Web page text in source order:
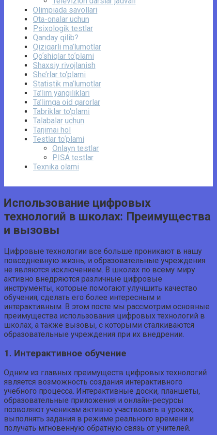
Olimpiada savollari
Ota-onalar uchun
Psixologik testlar
Qanday qilib?
Qiziqarli ma’lumotlar
Qo‘shiqlar to‘plami
Shaxsiy rivojlanish
She’rlar to‘plami
Statistik ma’lumotlar
Ta’lim yangiliklari
Ta’limga oid qarorlar
Tabriklar to'plami
Talabalar uchun
Tarjimai hol
Testlar to‘plami
Onlayn testlar
PISA testlar
Texnika olami
Использование цифровых
технологий в школах: Преимущества
и вызовы
Цифровые технологии все больше проникают в нашу
повседневную жизнь, и образовательные учреждения
не являются исключением. В школах по всему миру
активно внедряются различные цифровые
инструменты, которые помогают улучшить качество
обучения, сделать его более интересным и
интерактивным. В этом посте мы рассмотрим основные
преимущества использования цифровых технологий в
школах, а также вызовы, с которыми сталкиваются
образовательные учреждения при их внедрении.
1. Интерактивное обучение
Одним из главных преимуществ цифровых технологий
является возможность создания интерактивного
учебного процесса. Интерактивные доски, планшеты,
образовательные приложения и онлайн-ресурсы
позволяют ученикам активно участвовать в уроках,
выполнять задания в режиме реального времени и
получать мгновенную обратную связь от учителей.